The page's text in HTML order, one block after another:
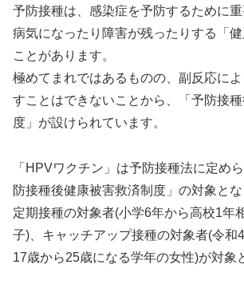
予防接種は、感染症を予防するために重
病気になったり障害が残ったりする「
ことがあります。
極めてまれではあるものの、副反応によ
すことはできないことから、「予防接
度」が設けられています。
「HPVワクチン」は予防接種法に定め
防接種後健康被害救済制度」の対象とな
定期接種の対象者(小学6年から高校1年
子)、キャッチアップ接種の対象者(令和
17歳から25歳になる学年の女性)が対象